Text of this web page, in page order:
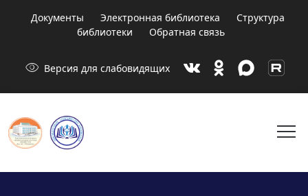
Документы Электронная библиотека
Структура
библиотеки
Обратная связь
visibility Версия для слабовидящих
menu